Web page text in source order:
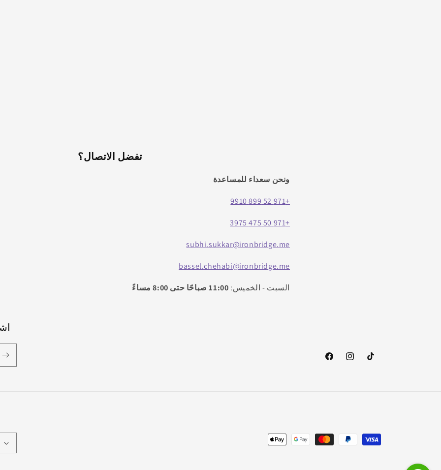
تفضل الاتصال؟
ونحن سعداء للمساعدة
+971 52 899 9910
+971 50 475 3975
subhi.sukkar@ironbridge.me
bassel.chehabi@ironbridge.me
السبت - الخميس: 11:00 صباحًا حتى 8:00 مساءً
فيسبوكانستغرام
تيك
طرق